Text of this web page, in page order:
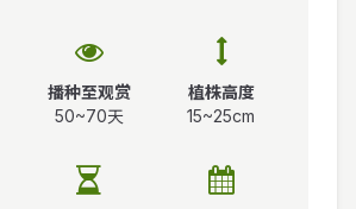
播种至观赏
50~70天
植株高度
15~25cm